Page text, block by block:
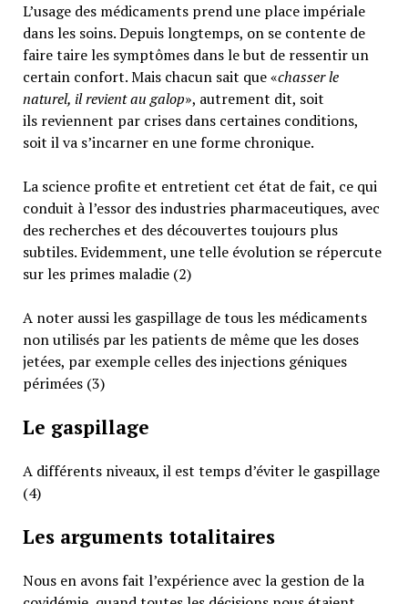
L’usage des médicaments prend une place impériale
dans les soins. Depuis longtemps, on se contente de
faire taire les symptômes dans le but de ressentir un
certain confort. Mais chacun sait que «chasser le
naturel, il revient au galop», autrement dit, soit
ils reviennent par crises dans certaines conditions,
soit il va s’incarner en une forme chronique.
La science profite et entretient cet état de fait, ce qui
conduit à l’essor des industries pharmaceutiques, avec
des recherches et des découvertes toujours plus
subtiles. Evidemment, une telle évolution se répercute
sur les primes maladie (2)
A noter aussi les gaspillage de tous les médicaments
non utilisés par les patients de même que les doses
jetées, par exemple celles des injections géniques
périmées (3)
Le gaspillage
A différents niveaux, il est temps d’éviter le gaspillage
(4)
Les arguments totalitaires
Nous en avons fait l’expérience avec la gestion de la